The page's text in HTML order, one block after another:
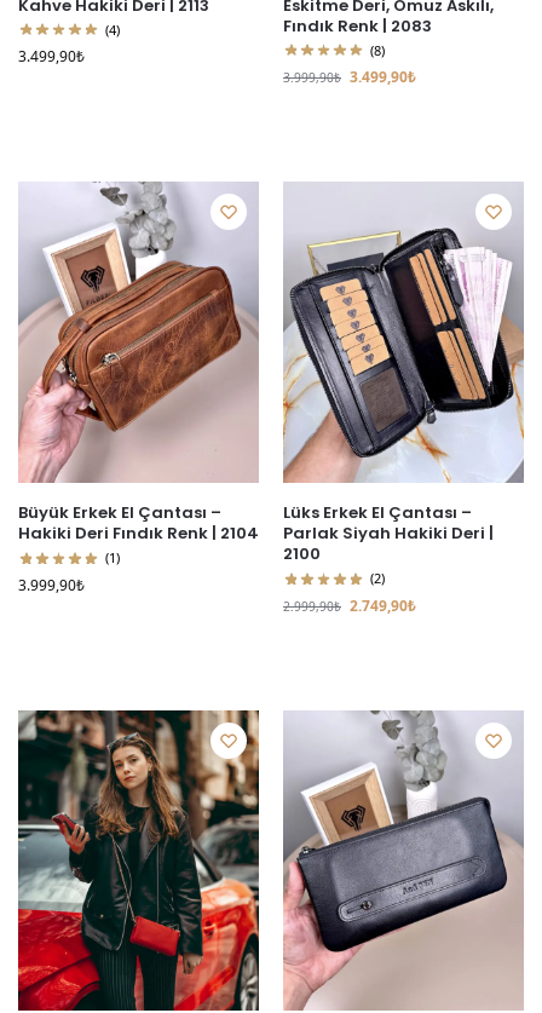
Kahve Hakiki Deri | 2113
(4)
3.499,90₺
Eskitme Deri, Omuz Askılı,
Fındık Renk | 2083
(8)
3.999,90₺ 3.499,90₺
Büyük Erkek El Çantası –
Hakiki Deri Fındık Renk | 2104
(1)
3.999,90₺
Lüks Erkek El Çantası –
Parlak Siyah Hakiki Deri |
2100
(2)
2.999,90₺ 2.749,90₺